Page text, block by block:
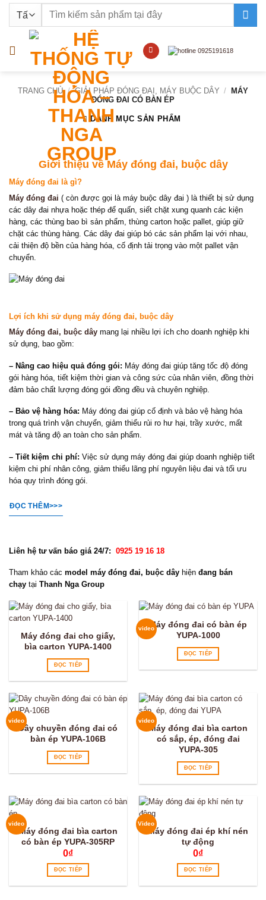
nội
Tìm
TRANG CHỦ / GIẢI PHÁP ĐÓNG ĐAI, MÁY BUỘC DÂY /
MÁY
ĐÓNG ĐAI CÓ BÀN ÉP
DANH MỤC SẢN PHẨM
Giới thiệu về Máy đóng đai, buộc dây
Máy đóng đai là gì?
Máy đóng đai ( còn được gọi là máy buộc dây đai ) là thiết bị sử dụng
các dây đai nhựa hoặc thép để quấn, siết chặt xung quanh các kiện
hàng, các thùng bao bì sản phẩm, thùng carton hoặc pallet, giúp giữ
chặt các thùng hàng. Các dây đai giúp bó các sản phẩm lại với nhau,
cải thiện độ bền của hàng hóa, cố định tải trọng vào một pallet vận
chuyển.
Lợi ích khi sử dụng máy đóng đai, buộc dây
Máy đóng đai, buộc dây mang lại nhiều lợi ích cho doanh nghiệp khi
sử dụng, bao gồm:
– Nâng cao hiệu quả đóng gói: Máy đóng đai giúp tăng tốc độ đóng
gói hàng hóa, tiết kiệm thời gian và công sức của nhân viên, đồng thời
đảm bảo chất lượng đóng gói đồng đều và chuyên nghiệp.
– Bảo vệ hàng hóa: Máy đóng đai giúp cố định và bảo vệ hàng hóa
trong quá trình vận chuyển, giảm thiểu rủi ro hư hại, trầy xước, mất
mát và tăng độ an toàn cho sản phẩm.
– Tiết kiệm chi phí: Việc sử dụng máy đóng đai giúp doanh nghiệp tiết
kiệm chi phí nhân công, giảm thiểu lãng phí nguyên liệu đai và tối ưu
hóa quy trình đóng gói.
ĐỌC THÊM>>>
Liên hệ tư vấn báo giá 24/7: 0925 19 16 18
Tham khảo các model máy đóng đai, buộc dây hiện đang bán
chạy tại Thanh Nga Group
Máy đóng đai cho giấy,
bìa carton YUPA-1400
ĐỌC TIẾP
videoMáy đóng đai có bàn ép
YUPA-1000
ĐỌC TIẾP
video
Dây chuyền đóng đai có
bàn ép YUPA-106B
ĐỌC TIẾP
video
Máy đóng đai bìa carton
có sắp, ép, đóng đai
YUPA-305
ĐỌC TIẾP
video
Máy đóng đai bìa carton
có bàn ép YUPA-305RP
0₫
ĐỌC TIẾP
Video
Máy đóng đai ép khí nén
tự động
0₫
ĐỌC TIẾP